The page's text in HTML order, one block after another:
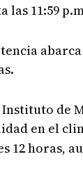
las 11:59
Instituto de
en el
12 horas,